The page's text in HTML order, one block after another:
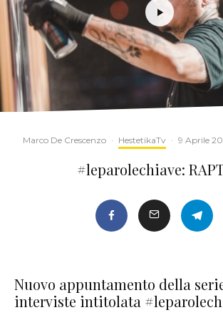
Marco De Crescenzo · HestetikaTv · 9 Aprile
#leparolechiave:
Nuovo appuntamento della
interviste intitolata